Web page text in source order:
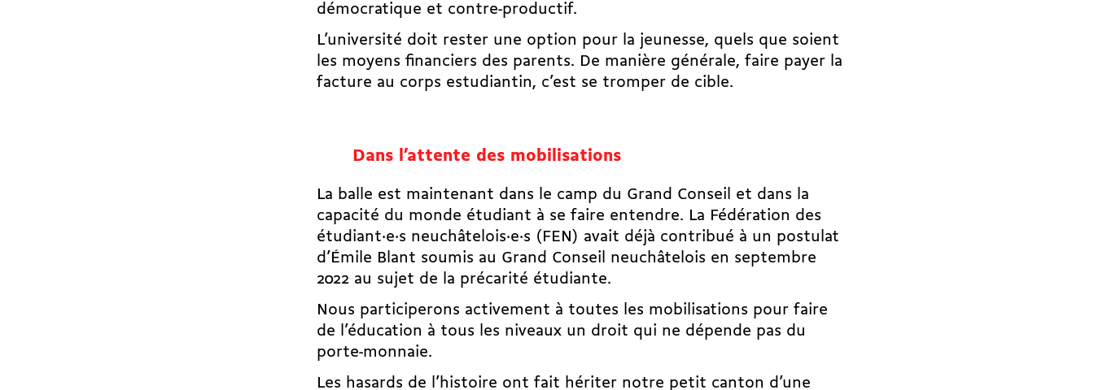
démocratique et contre-productif.
L’université doit rester une option pour la jeunesse, quels que soient
les moyens financiers des parents. De manière générale, faire payer la
facture au corps estudiantin, c’est se tromper de cible.
Dans l’attente des mobilisations
La balle est maintenant dans le camp du Grand Conseil et dans la
capacité du monde étudiant à se faire entendre. La Fédération des
étudiant·e·s neuchâtelois·e·s (FEN) avait déjà contribué à un postulat
d’Émile Blant soumis au Grand Conseil neuchâtelois en septembre
2022 au sujet de la précarité étudiante.
Nous participerons activement à toutes les mobilisations pour faire
de l’éducation à tous les niveaux un droit qui ne dépende pas du
porte-monnaie.
Les hasards de l’histoire ont fait hériter notre petit canton d’une